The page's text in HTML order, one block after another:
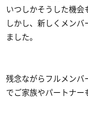
いつしかそうした機会
しかし、新しくメン
ました。
残念ながらフルメンバ
でご家族やパートナー